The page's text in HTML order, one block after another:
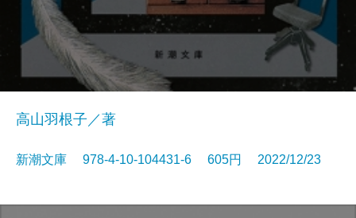
高山羽根子／著
新潮文庫 978-4-10-104431-6 605円 2022/12/23